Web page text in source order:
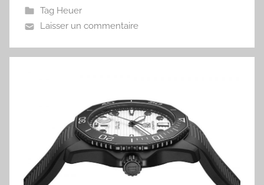
Tag Heuer
Laisser un commentaire